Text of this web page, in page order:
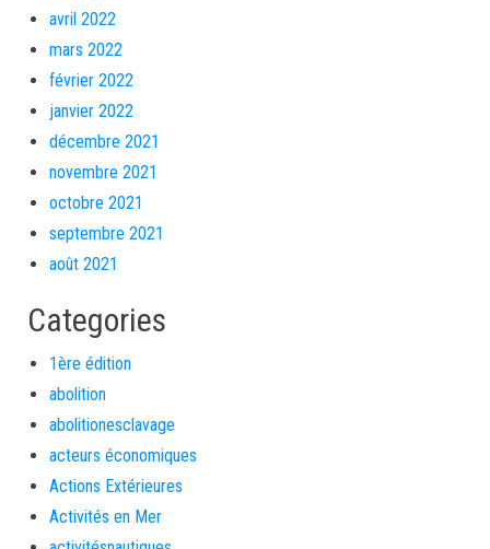
avril 2022
mars 2022
février 2022
janvier 2022
décembre 2021
novembre 2021
octobre 2021
septembre 2021
août 2021
Categories
1ère édition
abolition
abolitionesclavage
acteurs économiques
Actions Extérieures
Activités en Mer